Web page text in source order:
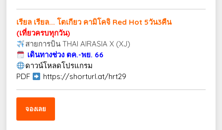
เรียล เรียล... โตเกียว คามิโคจิ Red Hot 5วัน3คืน
(เที่ยวครบทุกวัน)
สายการบิน THAI AIRASIA X (XJ)
เดินทางช่วง ตค.-พย. 66
ดาวน์โหลดโปรแกรม
PDF
https://shorturl.at/hrt29
จองเลย